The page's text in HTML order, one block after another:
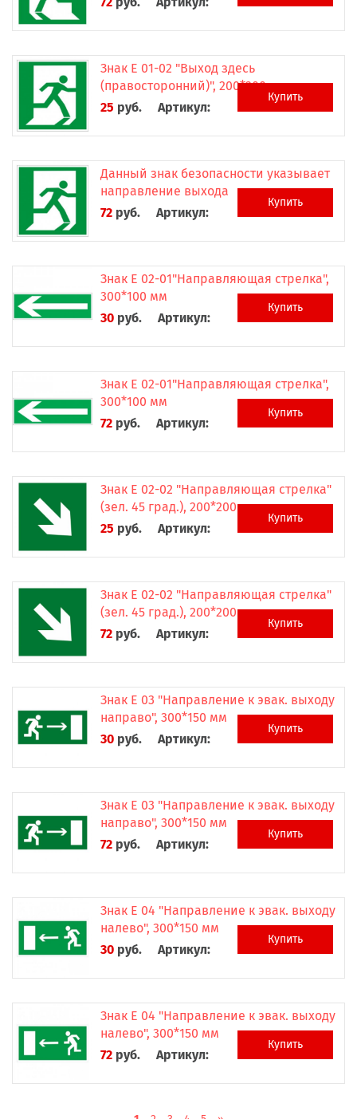
Знак Е 01-02 "Выход здесь
(правосторонний)", 200*200 мм
25 руб. Артикул:
Купить
Данный знак безопасности указывает
направление выхода
72 руб. Артикул:
Купить
Знак Е 02-01"Направляющая стрелка",
300*100 мм
30 руб. Артикул:
Купить
Знак Е 02-01"Направляющая стрелка",
300*100 мм
72 руб. Артикул:
Купить
Знак Е 02-02 "Направляющая стрелка"
(зел. 45 град.), 200*200 мм
25 руб. Артикул:
Купить
Знак Е 02-02 "Направляющая стрелка"
(зел. 45 град.), 200*200 мм
72 руб. Артикул:
Купить
Знак Е 03 "Направление к эвак. выходу
направо", 300*150 мм
30 руб. Артикул:
Купить
Знак Е 03 "Направление к эвак. выходу
направо", 300*150 мм
72 руб. Артикул:
Купить
Знак Е 04 "Направление к эвак. выходу
налево", 300*150 мм
30 руб. Артикул:
Купить
Знак Е 04 "Направление к эвак. выходу
налево", 300*150 мм
72 руб. Артикул:
Купить